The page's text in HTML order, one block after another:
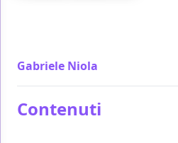
Gabriele Niola
Contenuti